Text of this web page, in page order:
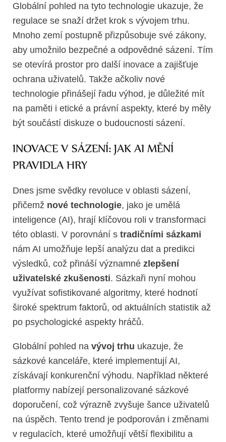
Globální pohled na tyto technologie ukazuje, že
regulace se snaží držet krok s vývojem trhu.
Mnoho zemí postupně přizpůsobuje své zákony,
aby umožnilo bezpečné a odpovědné sázení. Tím
se otevírá prostor pro další inovace a zajišťuje
ochrana uživatelů. Takže ačkoliv nové
technologie přinášejí řadu výhod, je důležité mít
na paměti i etické a právní aspekty, které by měly
být součástí diskuze o budoucnosti sázení.
INOVACE V SÁZENÍ: JAK AI MĚNÍ
PRAVIDLA HRY
Dnes jsme svědky revoluce v oblasti sázení,
přičemž nové technologie, jako je umělá
inteligence (AI), hrají klíčovou roli v transformaci
této oblasti. V porovnání s tradičními sázkami
nám AI umožňuje lepší analýzu dat a predikci
výsledků, což přináší významné zlepšení
uživatelské zkušenosti. Sázkaři nyní mohou
využívat sofistikované algoritmy, které hodnotí
široké spektrum faktorů, od aktuálních statistik až
po psychologické aspekty hráčů.
Globální pohled na vývoj trhu ukazuje, že
sázkové kanceláře, které implementují AI,
získávají konkurenční výhodu. Například některé
platformy nabízejí personalizované sázkové
doporučení, což výrazně zvyšuje šance uživatelů
na úspěch. Tento trend je podporován i změnami
v regulacích, které umožňují větší flexibilitu a